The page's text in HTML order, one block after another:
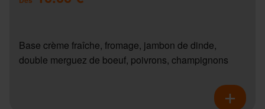
Base crème fraîche, fromage, jambon de dinde,
double merguez de boeuf, poivrons, champignons